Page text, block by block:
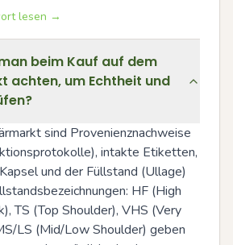
lesen →
beim Kauf auf dem
achten, um Echtheit und
sind Provenienznachweise
intakte Etiketten,
und der Füllstand (Ullage)
HF (High
TS (Top Shoulder), VHS (Very
LS (Mid/Low Shoulder) geben